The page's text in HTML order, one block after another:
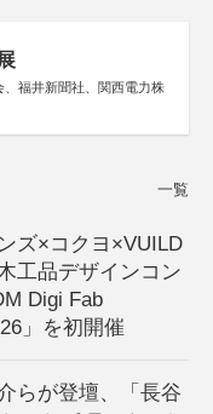
福井新聞社、関西電力株
一覧
ズ×コクヨ×VUILD
工品デザインコン
Digi Fab
」を初開催
らが登壇、「長谷